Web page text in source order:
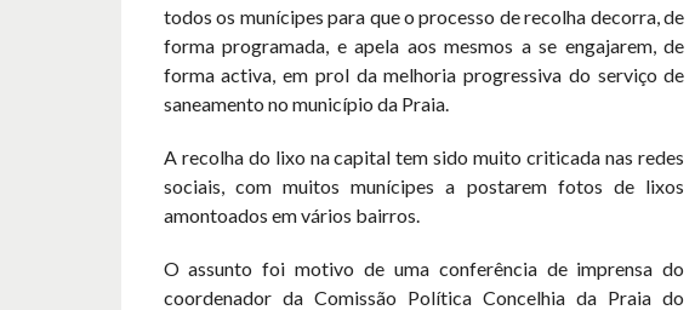
todos os munícipes para que o processo de recolha decorra, de
forma programada, e apela aos mesmos a se engajarem, de
forma activa, em prol da melhoria progressiva do serviço de
saneamento no município da Praia.
A recolha do lixo na capital tem sido muito criticada nas redes
sociais, com muitos munícipes a postarem fotos de lixos
amontoados em vários bairros.
O assunto foi motivo de uma conferência de imprensa do
coordenador da Comissão Política Concelhia da Praia do